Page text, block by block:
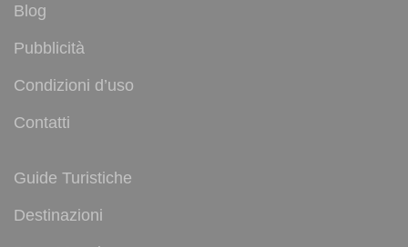
Blog
Pubblicità
Condizioni d’uso
Contatti
Guide Turistiche
Destinazioni